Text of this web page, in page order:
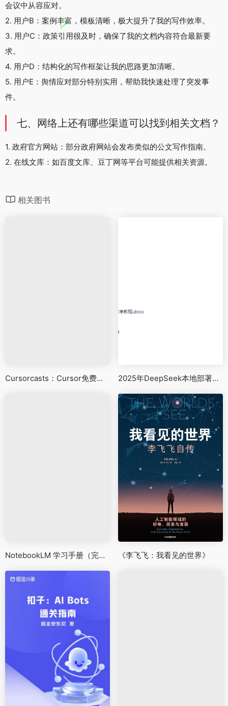
会议中从容应对。
2. 用户B：案例丰富，模板清晰，极大提升了我的写作效率。
3. 用户C：政策引用很及时，确保了我的文档内容符合最新要
求。
4. 用户D：结构化的写作框架让我的思路更加清晰。
5. 用户E：舆情应对部分特别实用，帮助我快速处理了突发事
件。
七、网络上还有哪些渠道可以找到相关文档？
1. 政府官方网站：部分政府网站会发布类似的公文写作指南。
2. 在线文库：如百度文库、豆丁网等平台可能提供相关资源。
相关图书
Cursorcasts：Cursor免费视频教程 2025年DeepSeek本地部署视频教程+全套安装包
NotebookLM 学习手册（完整版）v2.0 《李飞飞：我看见的世界》